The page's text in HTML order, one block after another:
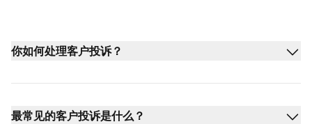
你如何处理客户投诉？
最常见的客户投诉是什么？